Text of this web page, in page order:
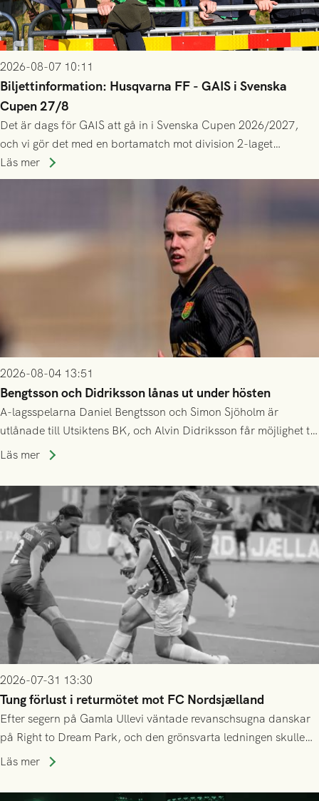
2026-08-07 10:11
Biljettinformation: Husqvarna FF - GAIS i Svenska
Cupen 27/8
Det är dags för GAIS att gå in i Svenska Cupen 2026/2027,
och vi gör det med en bortamatch mot division 2-laget
Husqvarna FF. Häng med och stötta grönsvart på plats!
Läs mer
2026-08-04 13:51
Bengtsson och Didriksson lånas ut under hösten
A-lagsspelarna Daniel Bengtsson och Simon Sjöholm är
utlånade till Utsiktens BK, och Alvin Didriksson får möjlighet till
speltid i Hestrafors genom föreningssamarbete.
Läs mer
2026-07-31 13:30
Tung förlust i returmötet mot FC Nordsjælland
Efter segern på Gamla Ullevi väntade revanschsugna danskar
på Right to Dream Park, och den grönsvarta ledningen skulle
upphöra efter mindre än kvarten spelad. På lika mark visade
tennissiffror och det grönsvarta europaäventyret tog slut.
Läs mer